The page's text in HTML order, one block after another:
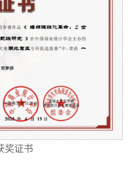
奖证书